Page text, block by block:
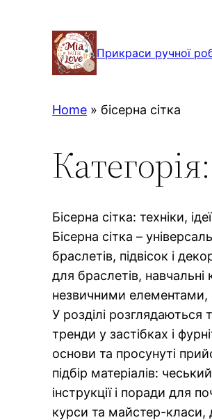
Прикраси ручної
Home » бісерна сітка
Категорія:
Бісерна сітка: техніки,
Бісерна сітка –
браслетів, підвісок і
для браслетів, навчальні
незвичними елементами,
У розділі розглядаються
тренди у застібках і
основи та просунуті
підбір матеріалів:
інструкції і поради для
курси та майстер-класи,